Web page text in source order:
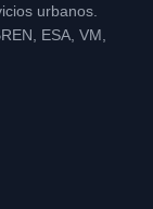
urbanos.
ESA, VM,